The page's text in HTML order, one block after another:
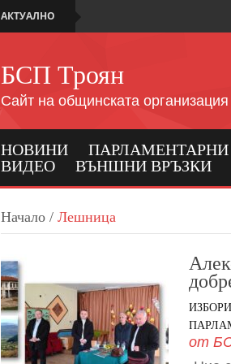
АКТУАЛНО
БСП Троян
Сайт на общинската организация
НОВИНИ ПАРЛАМЕНТАРНИ
ВИДЕО
ВЪНШНИ ВРЪЗКИ
Начало / Лешница
ИЗБОРИ
от